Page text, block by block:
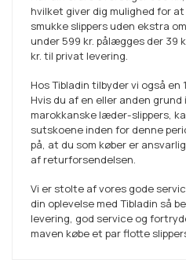
hvilket giver dig mulighed for
smukke slippers uden ekstra
under599 kr. pålægges der 39
kr. til privat levering.
Hos Tibladin tilbyder vi også
Hvis du af en eller anden
marokkanske læder-slippers,
sutskoene inden for denne
på, at du som køber er
af returforsendelsen.
Vi er stolte af vores gode
din oplevelse med Tibladin så
levering, god service og
maven købe et par flotte